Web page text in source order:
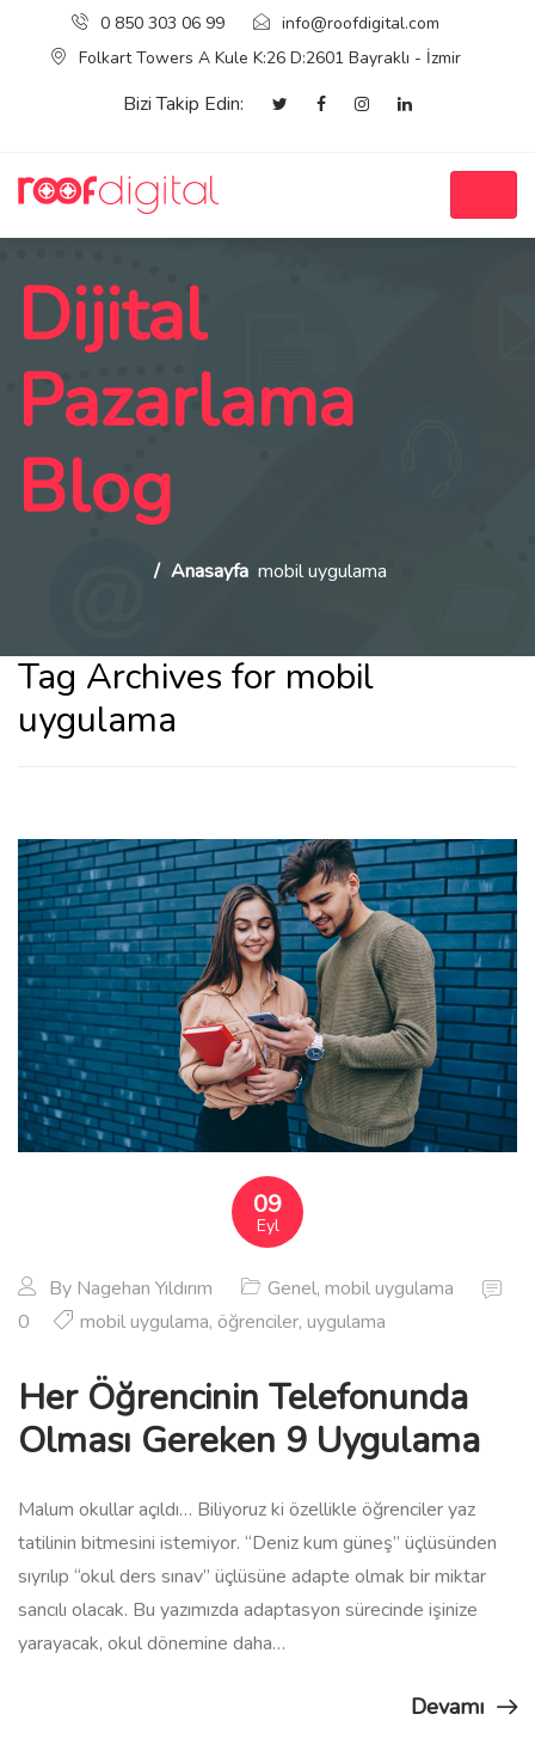
0 850 303 06 99
info@roofdigital.com
Folkart Towers A Kule K:26 D:2601 Bayraklı - İzmir
Bizi Takip Edin:
Dijital
Pazarlama
Blog
Anasayfa mobil uygulama
Tag Archives for mobil
uygulama
09
Eyl
By Nagehan Yıldırım Genel, mobil uygulama
0
mobil uygulama, öğrenciler, uygulama
Her Öğrencinin Telefonunda
Olması Gereken 9 Uygulama
Malum okullar açıldı… Biliyoruz ki özellikle öğrenciler yaz
tatilinin bitmesini istemiyor. “Deniz kum güneş” üçlüsünden
sıyrılıp “okul ders sınav” üçlüsüne adapte olmak bir miktar
sancılı olacak. Bu yazımızda adaptasyon sürecinde işinize
yarayacak, okul dönemine daha…
Devamı